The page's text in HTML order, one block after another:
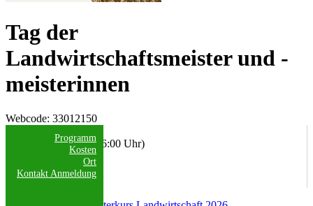
Tag der
Landwirtschaftsmeister und -
meisterinnen
Webcode: 33012150
Programm
Kosten
Ort
Kontakt Anmeldung
04.11.2026 (08:30 - 16:00 Uhr)
Anmeldeschluss:
02.11.2026